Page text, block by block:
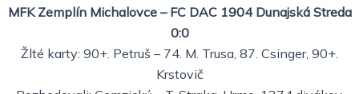
MFK Zemplín Michalovce – FC DAC 1904 Dunajská Streda
0:0
Žlté karty: 90+. Petruš – 74. M. Trusa, 87. Csinger, 90+.
Krstovič